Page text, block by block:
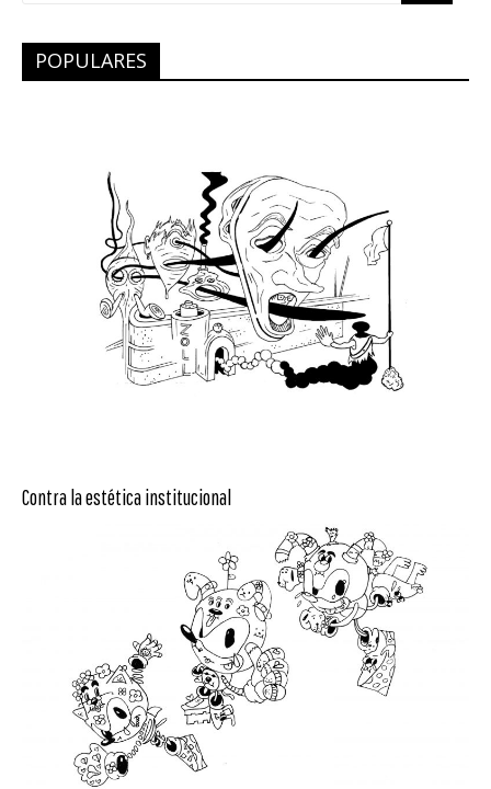
POPULARES
Contra la estética institucional